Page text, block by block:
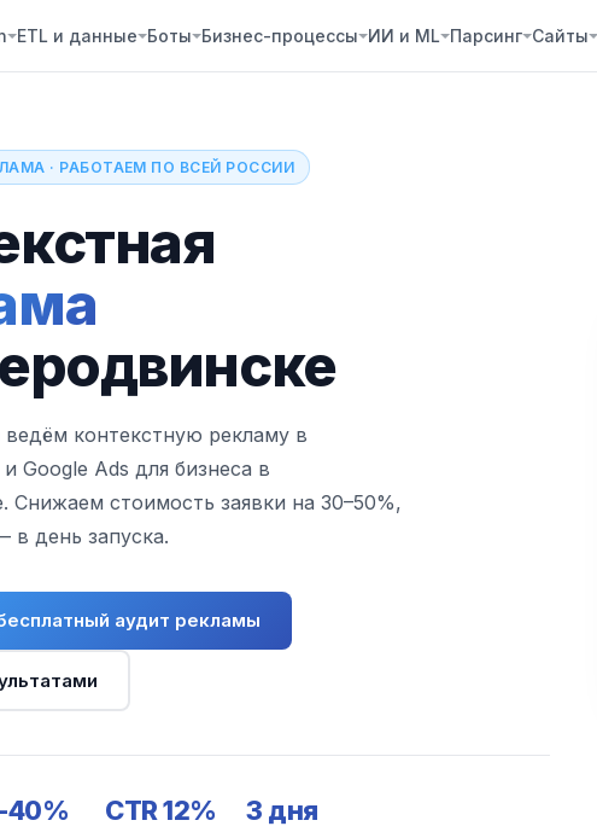
ETL и данные Боты Бизнес-процессы ИИ и ML Парсинг Сайты
· РАБОТАЕМ ПО ВСЕЙ РОССИИ
контекстную рекламу в
Google Ads для бизнеса в
Снижаем стоимость заявки на 30–50%,
в день запуска.
аудит рекламы
-40% CTR 12% 3 дня